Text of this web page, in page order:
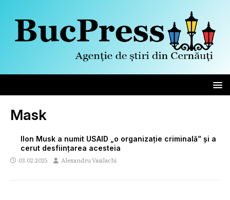
Mask
Ilon Musk a numit USAID „o organizație criminală” și a
cerut desființarea acesteia
03.02.2025 Alexandru Vasilachi